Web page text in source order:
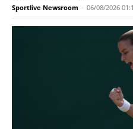
Sportlive Newsroom - 06/08/2026